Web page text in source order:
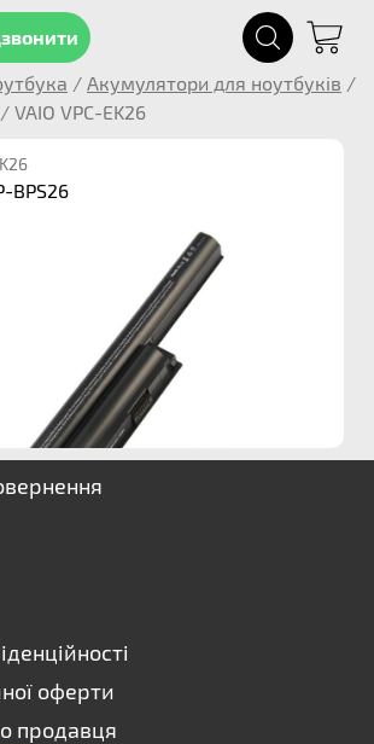
/ Акумулятори для ноутбуків /
/ VAIO VPC-EK26
BPS26
оферти
продавця